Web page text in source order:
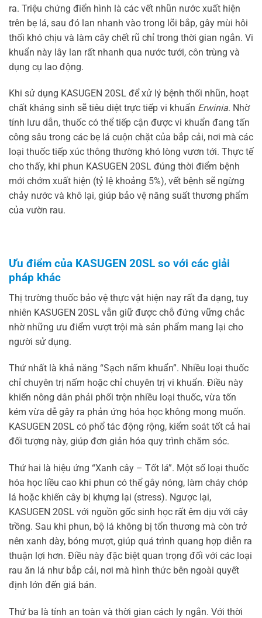
ra. Triệu chứng điển hình là các vết nhũn nước xuất hiện
trên bẹ lá, sau đó lan nhanh vào trong lõi bắp, gây mùi hôi
thối khó chịu và làm cây chết rũ chỉ trong thời gian ngắn. Vi
khuẩn này lây lan rất nhanh qua nước tưới, côn trùng và
dụng cụ lao động.
Khi sử dụng KASUGEN 20SL để xử lý bệnh thối nhũn, hoạt
chất kháng sinh sẽ tiêu diệt trực tiếp vi khuẩn Erwinia. Nhờ
tính lưu dẫn, thuốc có thể tiếp cận được vi khuẩn đang tấn
công sâu trong các bẹ lá cuộn chặt của bắp cải, nơi mà các
loại thuốc tiếp xúc thông thường khó lòng vươn tới. Thực tế
cho thấy, khi phun KASUGEN 20SL đúng thời điểm bệnh
mới chớm xuất hiện (tỷ lệ khoảng 5%), vết bệnh sẽ ngừng
chảy nước và khô lại, giúp bảo vệ năng suất thương phẩm
của vườn rau.
Ưu điểm của KASUGEN 20SL so với các giải
pháp khác
Thị trường thuốc bảo vệ thực vật hiện nay rất đa dạng, tuy
nhiên KASUGEN 20SL vẫn giữ được chỗ đứng vững chắc
nhờ những ưu điểm vượt trội mà sản phẩm mang lại cho
người sử dụng.
Thứ nhất là khả năng “Sạch nấm khuẩn”. Nhiều loại thuốc
chỉ chuyên trị nấm hoặc chỉ chuyên trị vi khuẩn. Điều này
khiến nông dân phải phối trộn nhiều loại thuốc, vừa tốn
kém vừa dễ gây ra phản ứng hóa học không mong muốn.
KASUGEN 20SL có phổ tác động rộng, kiểm soát tốt cả hai
đối tượng này, giúp đơn giản hóa quy trình chăm sóc.
Thứ hai là hiệu ứng “Xanh cây – Tốt lá”. Một số loại thuốc
hóa học liều cao khi phun có thể gây nóng, làm cháy chóp
lá hoặc khiến cây bị khựng lại (stress). Ngược lại,
KASUGEN 20SL với nguồn gốc sinh học rất êm dịu với cây
trồng. Sau khi phun, bộ lá không bị tổn thương mà còn trở
nên xanh dày, bóng mượt, giúp quá trình quang hợp diễn ra
thuận lợi hơn. Điều này đặc biệt quan trọng đối với các loại
rau ăn lá như bắp cải, nơi mà hình thức bên ngoài quyết
định lớn đến giá bán.
Thứ ba là tính an toàn và thời gian cách ly ngắn. Với thời